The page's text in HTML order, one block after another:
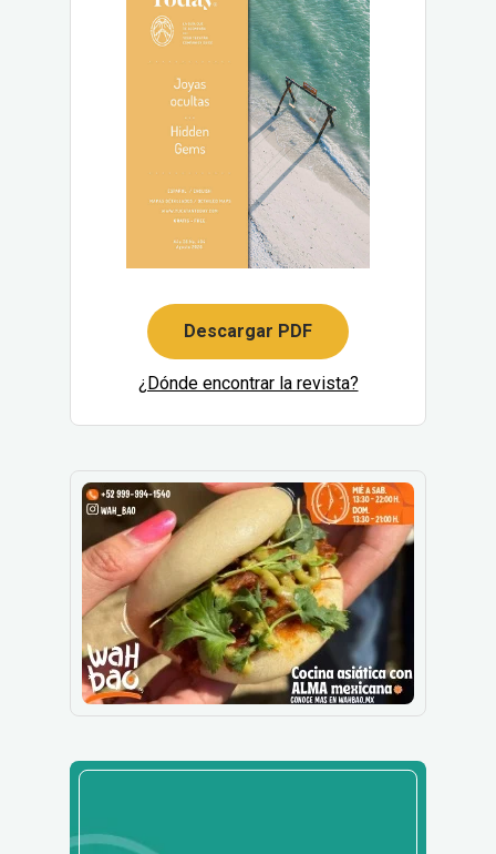
Descargar PDF
¿Dónde encontrar la revista?